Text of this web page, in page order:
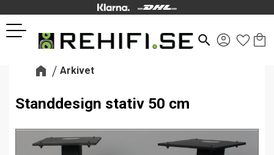
Meny
search
Arkivet
Standdesign stativ 50 cm